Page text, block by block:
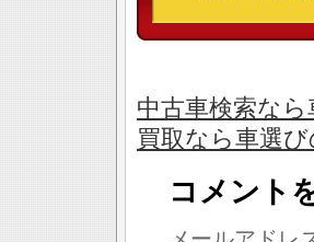
中古車検索な
買取なら車選
コメント